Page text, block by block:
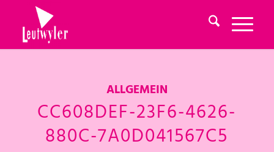
ALLGEMEIN
CC608DEF-23F6-4626-
880C-7A0D041567C5